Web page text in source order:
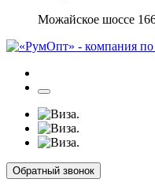
Можайское шоссе
Обратный звонок